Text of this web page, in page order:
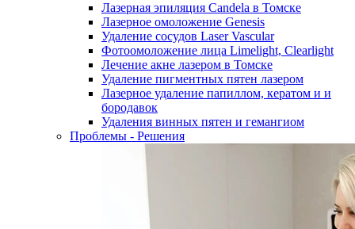
Лазерная эпиляция Candela в Томске
Лазерное омоложение Genesis
Удаление сосудов Laser Vascular
Фотоомоложение лица Limelight, Clearlight
Лечение акне лазером в Томске
Удаление пигментных пятен лазером
Лазерное удаление папиллом, кератом и и
бородавок
Удаления винных пятен и гемангиом
Проблемы - Решения